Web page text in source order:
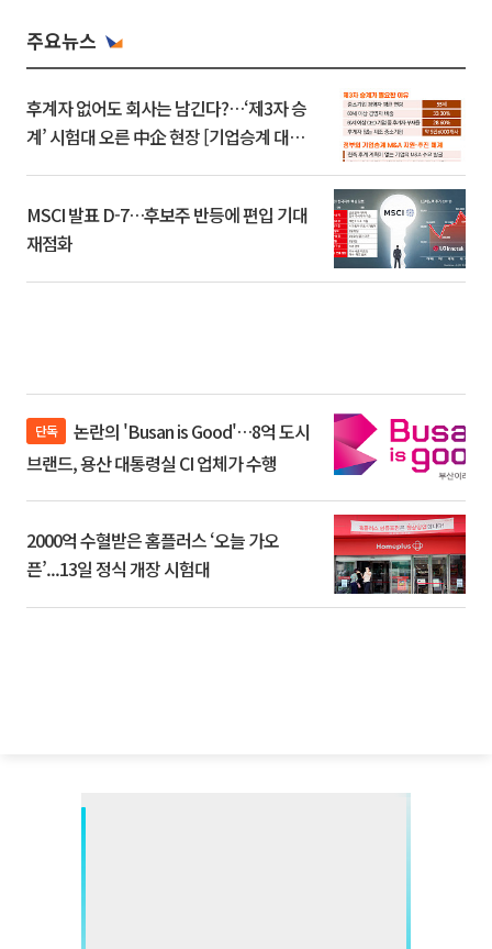
주요뉴스
후계자 없어도 회사는 남긴다?…‘제3자 승
계’ 시험대 오른 中企 현장 [기업승계 대전
MSCI 발표 D-7…후보주 반등에 편입 기대
재점화
단독
브랜드, 용산 대통령실 CI 업체가 수행
2000억 수혈받은 홈플러스 ‘오늘 가오
픈’...13일 정식 개장 시험대